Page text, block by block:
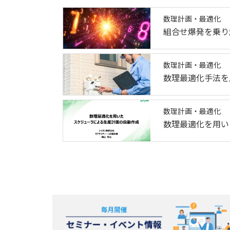
数理計画・最適化
組合せ爆発を乗
数理計画・最適化
数理最適化手法
数理計画・最適化
数理最適化を用